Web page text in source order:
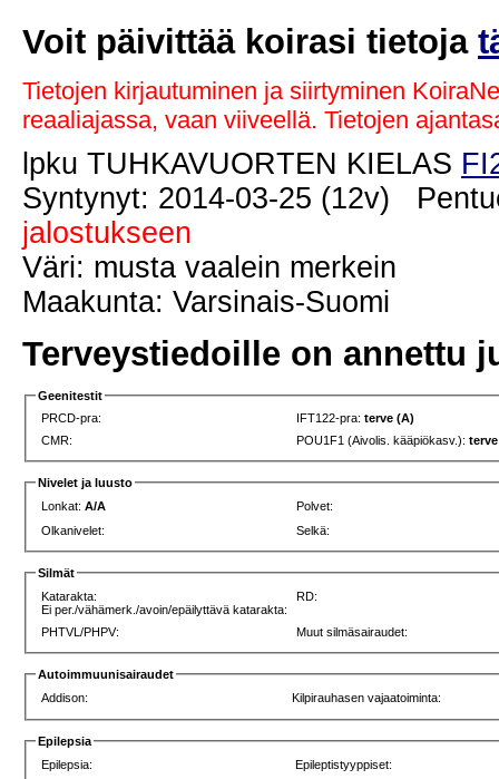
Voit päivittää koirasi tietoja
Tietojen kirjautuminen ja siirtyminen
reaaliajassa, vaan viiveellä. Tietojen
lpku TUHKAVUORTEN KIELAS
Syntynyt: 2014-03-25 (12v)
jalostukseen
Väri: musta vaalein merkein
Maakunta: Varsinais-Suomi
Terveystiedoille on annettu
Geenitestit
PRCD-pra:
IFT122-pra:terve (A)
CMR:
POU1F1 (Aivolis. kääpiökasv.):
Nivelet ja luusto
Lonkat:A/A
Polvet:
Olkanivelet:
Selkä:
Silmät
Katarakta:
Ei per./vähämerk./avoin/epäilyttävä katarakta:
RD:
PHTVL/PHPV: Muut silmäsairaudet:
Autoimmuunisairaudet
Addison:
Kilpirauhasen vajaatoiminta:
Epilepsia
Epilepsia:
Epileptistyyppiset: